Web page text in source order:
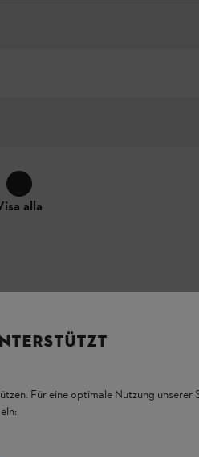
alla
kan skilja sig från bilderna – men
Für eine optimale Nutzung unserer